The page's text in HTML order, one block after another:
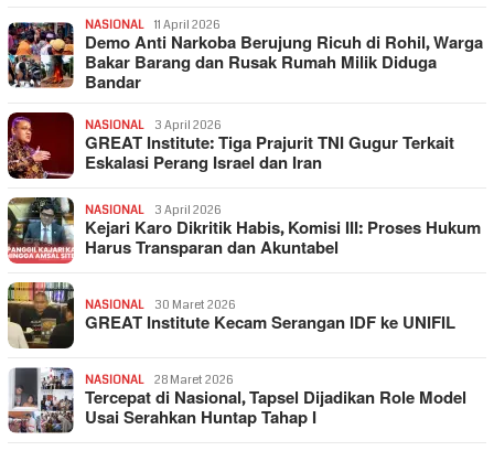
NASIONAL 11 April 2026
Demo Anti Narkoba Berujung Ricuh di Rohil, Warga
Bakar Barang dan Rusak Rumah Milik Diduga
Bandar
NASIONAL 3 April 2026
GREAT Institute: Tiga Prajurit TNI Gugur Terkait
Eskalasi Perang Israel dan Iran
NASIONAL 3 April 2026
Kejari Karo Dikritik Habis, Komisi III: Proses Hukum
Harus Transparan dan Akuntabel
NASIONAL 30 Maret 2026
GREAT Institute Kecam Serangan IDF ke UNIFIL
NASIONAL 28 Maret 2026
Tercepat di Nasional, Tapsel Dijadikan Role Model
Usai Serahkan Huntap Tahap I